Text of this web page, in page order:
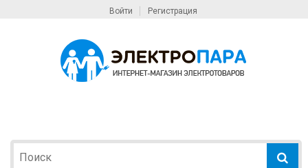
Войти Регистрация